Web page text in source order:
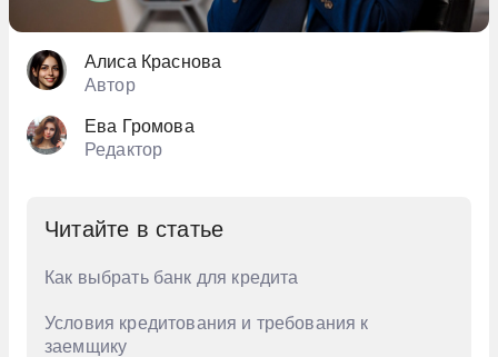
Алиса Краснова
Автор
Ева Громова
Редактор
Читайте в статье
Как выбрать банк для кредита
Условия кредитования и требования к
заемщику